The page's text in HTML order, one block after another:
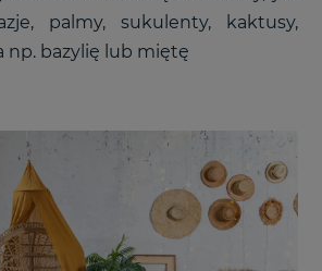
palmy, sukulenty, kaktusy,
np. bazylię lub miętę